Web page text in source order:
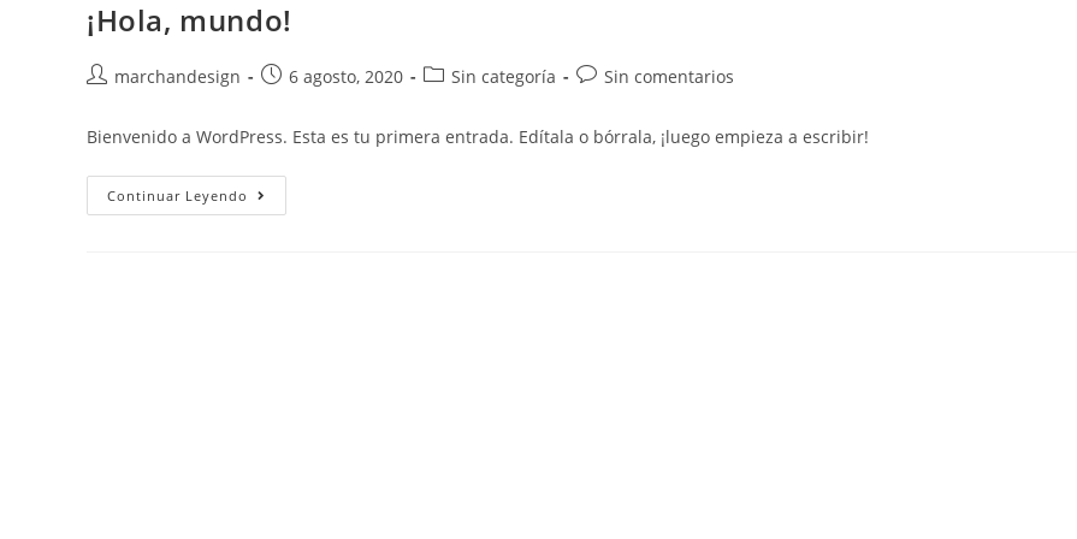
¡Hola, mundo!
Autor
la
entrada:
marchandesign
Publicación
entrada:
6 agosto, 2020
Categoría
entrada:
Sin categoría
Comentarios
entrada:
Sin comentarios
Bienvenido a WordPress. Esta es tu primera entrada. Edítala o bórrala, ¡luego empieza a escribir!
Continuar Leyendo ¡Hola,
Mundo!